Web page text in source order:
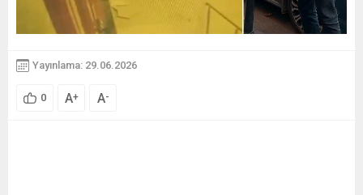
Yayınlama: 29.06.2026
0 A+ A-